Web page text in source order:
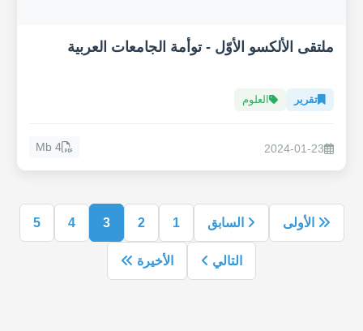
ملتقى الألكسو الأوّل - توأمة الجامعات العربية
تقرير العلوم
2024-01-23
4 Mb
الأولى السابق 1
2
3
4
5
التالي الأخيرة